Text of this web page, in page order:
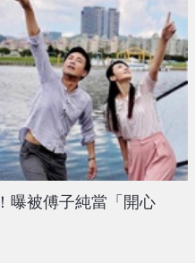
曝被傅子純當「開心